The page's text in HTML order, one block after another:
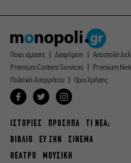
Ποιοι είμαστε Διαφήμιση
Αποστολή
Premium Content Services
Premium
Πολιτική Απορρήτου
Οροι Χρήσης
ΙΣΤΟΡΙΕΣ ΠΡΟΣΩΠΑ
ΤΙ ΝΕΑ;
ΒΙΒΛΙΟ
ΕΥ ΖΗΝ
ΣΙΝΕΜΑ
ΘΕΑΤΡΟ
ΜΟΥΣΙΚΗ